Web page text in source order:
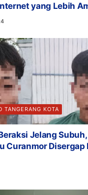
yang Lebih
TANGERANG KOTA
Jelang
Curanmor Disergap